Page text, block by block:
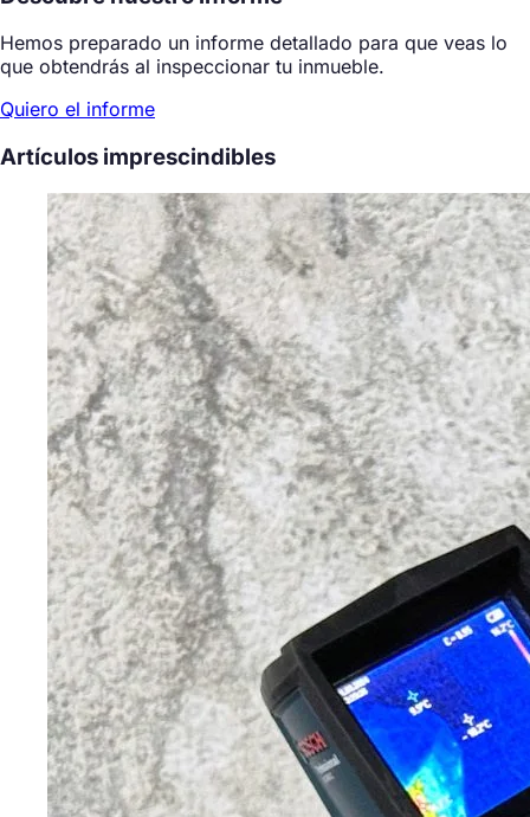
Hemos preparado un informe detallado para que veas lo
que obtendrás al inspeccionar tu inmueble.
Quiero el informe
Artículos imprescindibles